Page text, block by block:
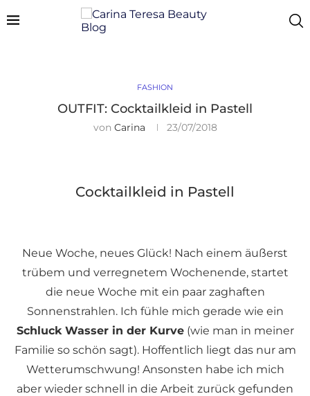
FASHION
OUTFIT: Cocktailkleid in Pastell
von Carina 23/07/2018
Cocktailkleid in Pastell
Neue Woche, neues Glück! Nach einem äußerst
trübem und verregnetem Wochenende, startet
die neue Woche mit ein paar zaghaften
Sonnenstrahlen. Ich fühle mich gerade wie ein
Schluck Wasser in der Kurve(wie man in meiner
Familie so schön sagt). Hoffentlich liegt das nur am
Wetterumschwung! Ansonsten habe ich mich
aber wieder schnell in die Arbeit zurück gefunden